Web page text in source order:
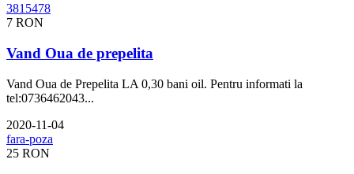
7 RON
Vand Oua de prepelita
Vand Oua de Prepelita LA 0,30 bani oil. Pentru informati la
tel:0736462043...
2020-11-04
25 RON